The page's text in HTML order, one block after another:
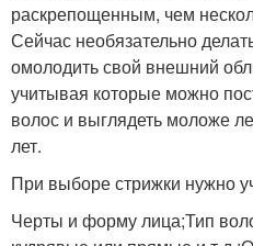
раскрепощенным, чем
Сейчас необязательно
омолодить свой внешний
учитывая которые можно
волос и выглядеть моложе
лет.
При выборе стрижки нужно
Черты и форму лица;Тип